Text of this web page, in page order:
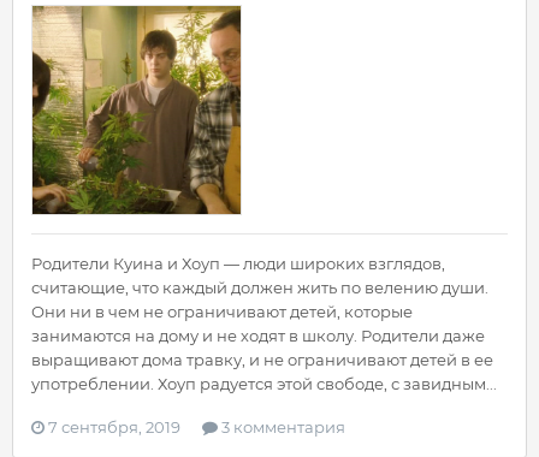
Родители Куина и Хоуп — люди широких взглядов,
считающие, что каждый должен жить по велению души.
Они ни в чем не ограничивают детей, которые
занимаются на дому и не ходят в школу. Родители даже
выращивают дома травку, и не ограничивают детей в ее
употреблении. Хоуп радуется этой свободе, с завидным...
7 сентября, 2019 3 комментария